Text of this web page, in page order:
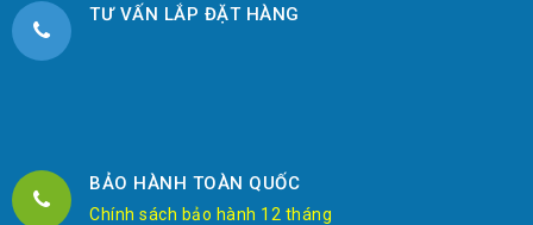
TƯ VẤN LẮP ĐẶT HÀNG
BẢO HÀNH TOÀN QUỐC
Chính sách bảo hành 12 tháng